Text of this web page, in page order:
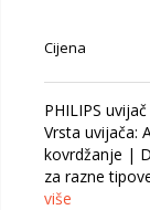
Cijena
PHILIPS
Vrsta uvijača:
kovrdžanje |
za razne
više